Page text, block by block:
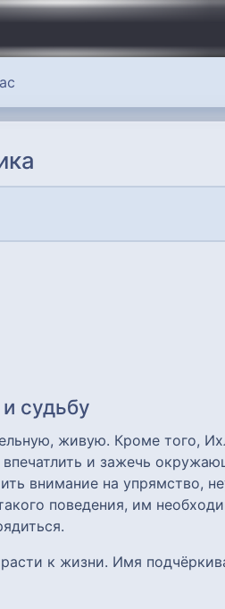
судьбу
живую. Кроме того,
и зажечь
внимание на упрямство,
поведения, им
к жизни. Имя